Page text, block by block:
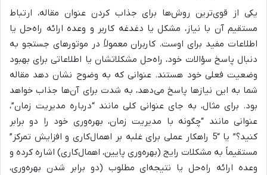
یکی از قوی‌ترین روش‌ها برای جذاب کردن عنوان مقاله، ارتباط
مستقیم آن با نیاز، مشکل یا دغدغه کاربر و وعده ارائه راه‌حل یا
اطلاعات مفید برای اوست. کاربران معمولاً در موتورهای جستجو به
دنبال پاسخ سؤالات خود، راه‌حل مشکلاتشان یا اطلاعاتی برای بهبود
وضعیت فعلی خود هستند. عنوانی که به وضوح نشان دهد مقاله
شما به این نیازها پاسخ می‌دهد، به شدت برای آن‌ها جذاب خواهد
بود. برای مثال، به جای عنوانی کلی مانند “درباره مدیریت زمان”،
عنوانی مانند “چگونه با مدیریت زمان، بهره‌وری خود را دو برابر
کنید؟” یا “5 راهکار عملی برای غلبه بر اهمال‌کاری و افزایش تمرکز”
مستقیماً به مشکلات رایج (بهره‌وری پایین، اهمال‌کاری) اشاره کرده و
وعده ارائه راه‌حل یا نتیجه‌ای مطلوب (دو برابر شدن بهره‌وری،